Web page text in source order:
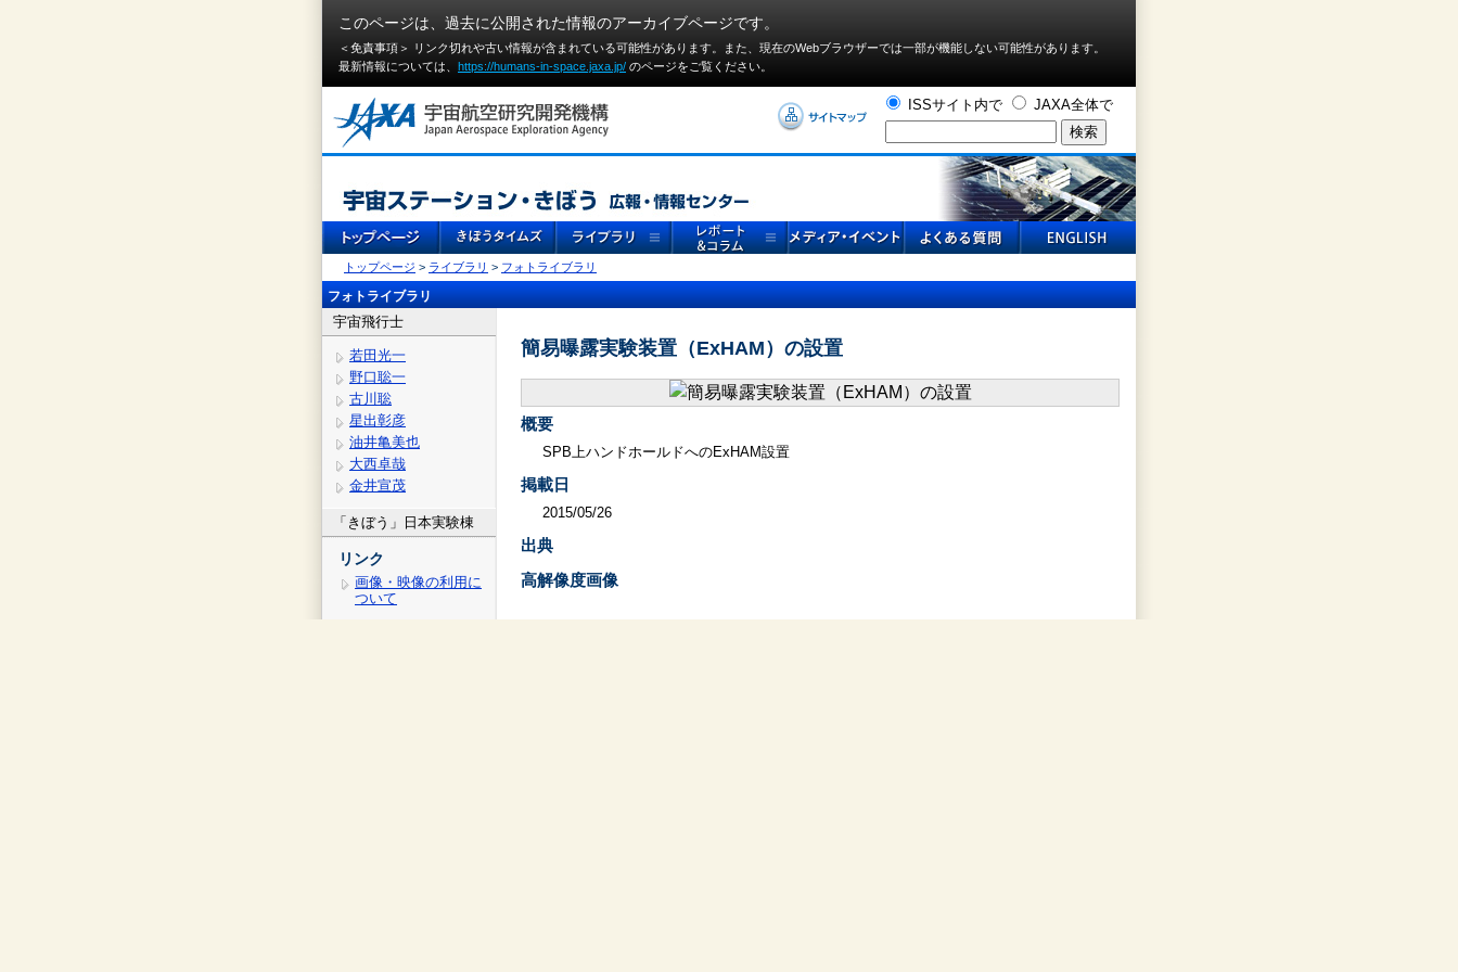
このページは、過去に公開された情報のアーカイブページです。
＜免責事項＞ リンク切れや古い情報が含まれている可能性があります。また、現在のWebブラウザーでは⼀部が機能しない可能性があります。
最新情報については、 https://humans-in-space.jaxa.jp/ のページをご覧ください。
ISSサイト内で JAXA全体で
トップページ > ライブラリ > フォトライブラリ
フォトライブラリ
宇宙飛行士
若田光一
野口聡一
古川聡
星出彰彦
油井亀美也
大西卓哉
金井宣茂
「きぼう」日本実験棟
リンク
画像・映像の利用に
ついて
簡易曝露実験装置（ExHAM）の設置
概要
SPB上ハンドホールドへのExHAM設置
掲載日
2015/05/26
出典
高解像度画像